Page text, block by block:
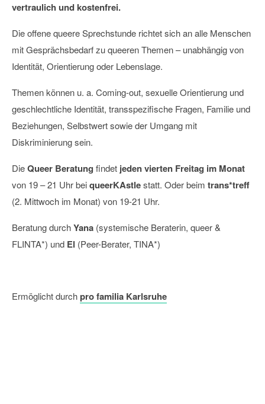
vertraulich und kostenfrei.
Die offene queere Sprechstunde richtet sich an alle Menschen
mit Gesprächsbedarf zu queeren Themen – unabhängig von
Identität, Orientierung oder Lebenslage.
Themen können u. a. Coming-out, sexuelle Orientierung und
geschlechtliche Identität, transspezifische Fragen, Familie und
Beziehungen, Selbstwert sowie der Umgang mit
Diskriminierung sein.
DieQueer Beratung findet jeden vierten Freitag im Monat
von 19 – 21 Uhr beiqueerKAstlestatt. Oder beim trans*treff
(2. Mittwoch im Monat) von 19-21 Uhr.
Beratung durchYana (systemische Beraterin, queer &
FLINTA*) und El (Peer-Berater, TINA*)
Ermöglicht durchpro familia Karlsruhe